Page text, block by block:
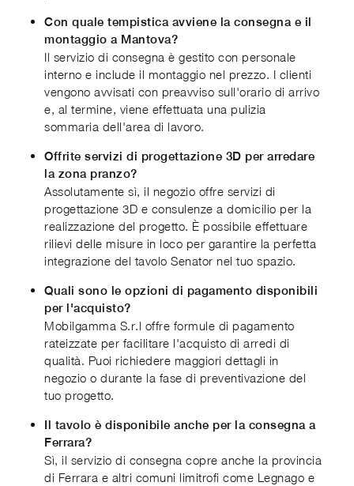
Con quale tempistica avviene la consegna e il
montaggio a Mantova?
Il servizio di consegna è gestito con personale
interno e include il montaggio nel prezzo. I clienti
vengono avvisati con preavviso sull'orario di arrivo
e, al termine, viene effettuata una pulizia
sommaria dell'area di lavoro.
Offrite servizi di progettazione 3D per arredare
la zona pranzo?
Assolutamente sì, il negozio offre servizi di
progettazione 3D e consulenze a domicilio per la
realizzazione del progetto. È possibile effettuare
rilievi delle misure in loco per garantire la perfetta
integrazione del tavolo Senator nel tuo spazio.
Quali sono le opzioni di pagamento disponibili
per l'acquisto?
Mobilgamma S.r.l offre formule di pagamento
rateizzate per facilitare l'acquisto di arredi di
qualità. Puoi richiedere maggiori dettagli in
negozio o durante la fase di preventivazione del
tuo progetto.
Il tavolo è disponibile anche per la consegna a
Ferrara?
Sì, il servizio di consegna copre anche la provincia
di Ferrara e altri comuni limitrofi come Legnago e